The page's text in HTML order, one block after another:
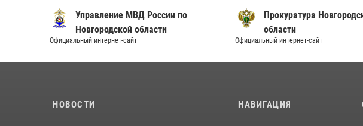
Управление МВД России по
Новгородской области
Официальный интернет-сайт
Прокуратура
области
Официальный интернет-сайт
НОВОСТИ НАВИГАЦИЯ